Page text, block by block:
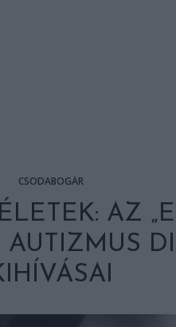
CSODABOGÁR
AZ
AUTIZMUS